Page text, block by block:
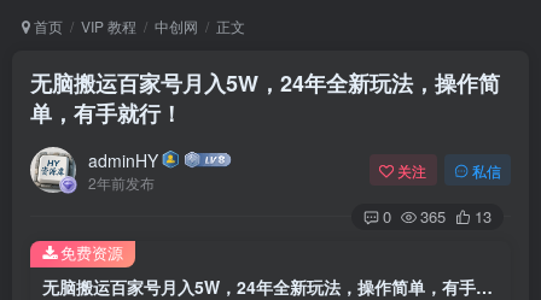
首页 VIP 教程 中创网 正文
无脑搬运百家号月入5W，24年全新玩法，操作简
单，有手就行！
adminHY
2年前发布
关注 私信
0 365 13
无脑搬运百家号月入5W，24年全新玩法，操作简单，有手就行！
免费资源